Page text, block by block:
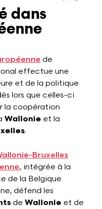
dans
de
effectue une
et de la politique
lors que celles-ci
la coopération
Wallonie et la
.
Bruxelles
, intégrée à la
de la Belgique
défend les
de Wallonie et de